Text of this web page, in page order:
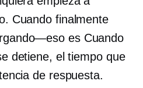
Cuando finalmente
esCuando
detiene, el tiempo que
de respuesta.